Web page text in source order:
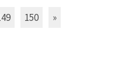
150 »